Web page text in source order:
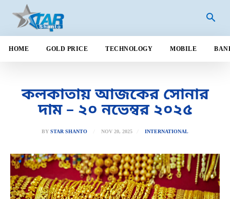
HOME GOLD PRICE TECHNOLOGY MOBILE
কলকাতায় আজকের সোনার
দাম – ২০ নভেম্বর ২০২৫
BY STAR SHANTO NOV 20, 2025 INTERNATIONAL